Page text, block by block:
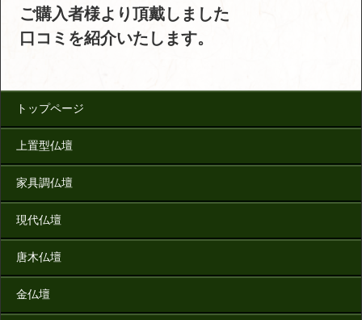
ご購入者様より頂戴しました
口コミを紹介いたします。
トップページ
上置型仏壇
家具調仏壇
現代仏壇
唐木仏壇
金仏壇